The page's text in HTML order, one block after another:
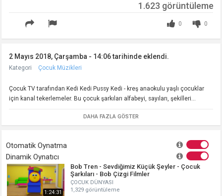
0
0
1.623 görüntüleme
2 Mayıs 2018, Çarşamba - 14:06 tarihinde eklendi.
Kategori Çocuk Müzikleri
Çocuk TV tarafından Kedi Kedi Pussy Kedi - kreş anaokulu yaşlı çocuklar
için kanal tekerlemeler. Bu çocuk şarkıları alfabeyi, sayıları, şekilleri...
DAHA FAZLA GÖSTER
Otomatik Oynatma
Dinamik Oynatıcı
1:24:31
Bob Tren - Sevdiğimiz Küçük Şeyler - Çocuk
Şarkıları - Bob Çizgi Filmler
ÇOCUK DÜNYASI
1,329 görüntüleme